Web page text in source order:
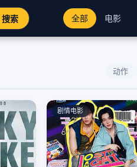
搜索 全部 电影
动作
剧情电影